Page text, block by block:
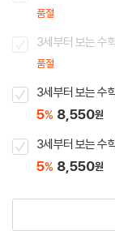
품절
3세부터 보는 수
품절
3세부터 보는 수
5% 8,550원
3세부터 보는 수
5% 8,550원